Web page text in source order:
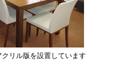
リル版を設置しています